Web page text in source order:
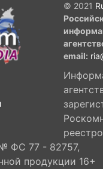
© 2021
email:
ФС 77 - 82757,
продукции 16+